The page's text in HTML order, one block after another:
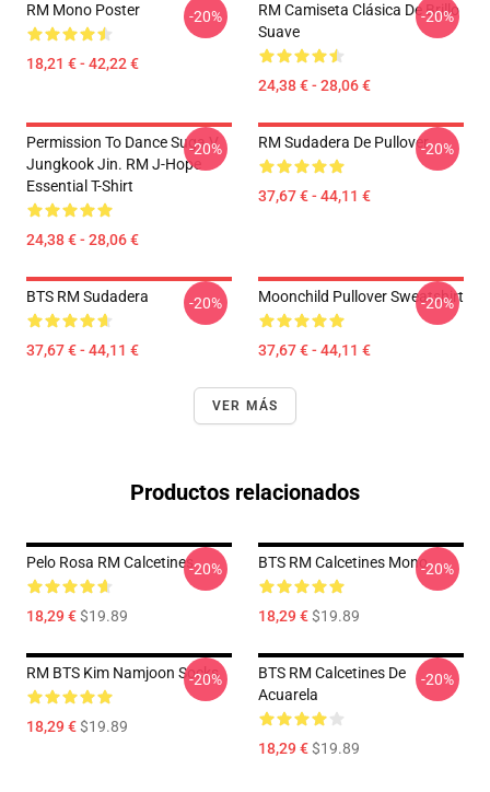
RM Mono Poster
18,21 € - 42,22 €
-20%
RM Camiseta Clásica De Brillo
Suave
24,38 € - 28,06 €
-20%
Permission To Dance Suga V
Jungkook Jin. RM J-Hope
Essential T-Shirt
24,38 € - 28,06 €
-20% RM Sudadera De Pullover
37,67 € - 44,11 €
-20%
BTS RM Sudadera
37,67 € - 44,11 €
-20% Moonchild Pullover Sweatshirt
37,67 € - 44,11 €
-20%
VER MÁS
Productos relacionados
Pelo Rosa RM Calcetines
18,29 €$19.89
-20% BTS RM Calcetines Mono
18,29 €$19.89
-20%
RM BTS Kim Namjoon Socks
18,29 €$19.89
-20%
BTS RM Calcetines De
Acuarela
18,29 €$19.89
-20%